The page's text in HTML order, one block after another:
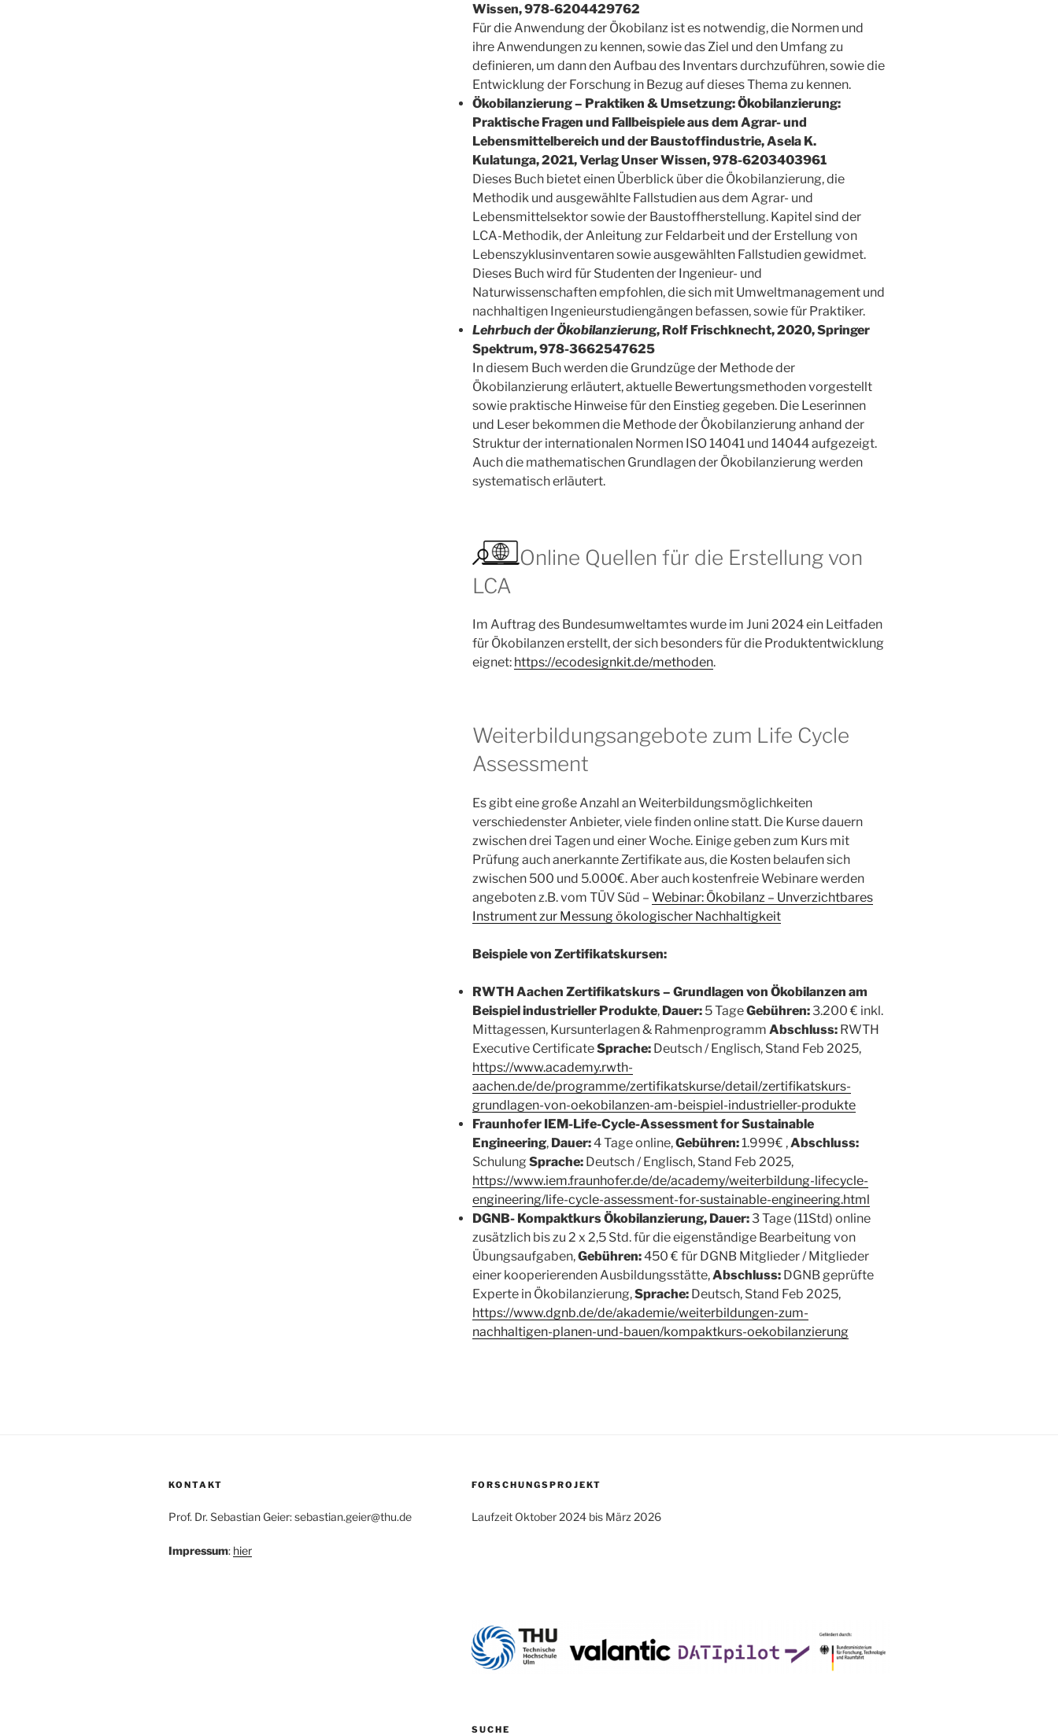
Wissen,‎ 978-6204429762
Für die Anwendung der Ökobilanz ist es notwendig, die Normen und
ihre Anwendungen zu kennen, sowie das Ziel und den Umfang zu
definieren, um dann den Aufbau des Inventars durchzuführen, sowie die
Entwicklung der Forschung in Bezug auf dieses Thema zu kennen.
Ökobilanzierung – Praktiken & Umsetzung: Ökobilanzierung:
Praktische Fragen und Fallbeispiele aus dem Agrar- und
Lebensmittelbereich und der Baustoffindustrie, Asela K.
Kulatunga, 2021, Verlag Unser Wissen, 978-6203403961
Dieses Buch bietet einen Überblick über die Ökobilanzierung, die
Methodik und ausgewählte Fallstudien aus dem Agrar- und
Lebensmittelsektor sowie der Baustoffherstellung. Kapitel sind der
LCA-Methodik, der Anleitung zur Feldarbeit und der Erstellung von
Lebenszyklusinventaren sowie ausgewählten Fallstudien gewidmet.
Dieses Buch wird für Studenten der Ingenieur- und
Naturwissenschaften empfohlen, die sich mit Umweltmanagement und
nachhaltigen Ingenieurstudiengängen befassen, sowie für Praktiker.
Lehrbuch der Ökobilanzierung, Rolf Frischknecht, 2020, Springer
Spektrum,‎ 978-3662547625
In diesem Buch werden die Grundzüge der Methode der
Ökobilanzierung erläutert, aktuelle Bewertungsmethoden vorgestellt
sowie praktische Hinweise für den Einstieg gegeben. Die Leserinnen
und Leser bekommen die Methode der Ökobilanzierung anhand der
Struktur der internationalen Normen ISO 14041 und 14044 aufgezeigt.
Auch die mathematischen Grundlagen der Ökobilanzierung werden
systematisch erläutert.
Online Quellen für die Erstellung von
LCA
Im Auftrag des Bundesumweltamtes wurde im Juni 2024 ein Leitfaden
für Ökobilanzen erstellt, der sich besonders für die Produktentwicklung
eignet: https://ecodesignkit.de/methoden.
Weiterbildungsangebote zum Life Cycle
Assessment
Es gibt eine große Anzahl an Weiterbildungsmöglichkeiten
verschiedenster Anbieter, viele finden online statt. Die Kurse dauern
zwischen drei Tagen und einer Woche. Einige geben zum Kurs mit
Prüfung auch anerkannte Zertifikate aus, die Kosten belaufen sich
zwischen 500 und 5.000€. Aber auch kostenfreie Webinare werden
angeboten z.B. vom TÜV Süd – Webinar: Ökobilanz – Unverzichtbares
Instrument zur Messung ökologischer Nachhaltigkeit
Beispiele von Zertifikatskursen:
RWTH Aachen Zertifikatskurs – Grundlagen von Ökobilanzen am
Beispiel industrieller Produkte, Dauer: 5 TageGebühren:3.200 € inkl.
Mittagessen, Kursunterlagen & Rahmenprogramm Abschluss:RWTH
Executive CertificateSprache:Deutsch / Englisch, Stand Feb 2025,
https://www.academy.rwth-
aachen.de/de/programme/zertifikatskurse/detail/zertifikatskurs-
grundlagen-von-oekobilanzen-am-beispiel-industrieller-produkte
Fraunhofer IEM-Life-Cycle-Assessment for Sustainable
Engineering, Dauer:4 Tage online,Gebühren:1.999€ ,Abschluss:
Schulung Sprache:Deutsch / Englisch, Stand Feb 2025,
https://www.iem.fraunhofer.de/de/academy/weiterbildung-lifecycle-
engineering/life-cycle-assessment-for-sustainable-engineering.html
DGNB- Kompaktkurs Ökobilanzierung, Dauer:3 Tage (11Std) online
zusätzlich bis zu 2 x 2,5 Std. für die eigenständige Bearbeitung von
Übungsaufgaben,Gebühren:450 € für DGNB Mitglieder / Mitglieder
einer kooperierenden Ausbildungsstätte,Abschluss:DGNB geprüfte
Experte in Ökobilanzierung,Sprache:Deutsch, Stand Feb 2025,
https://www.dgnb.de/de/akademie/weiterbildungen-zum-
nachhaltigen-planen-und-bauen/kompaktkurs-oekobilanzierung
KONTAKT
Prof. Dr. Sebastian Geier: sebastian.geier@thu.de
Impressum: hier
FORSCHUNGSPROJEKT
Laufzeit Oktober 2024 bis März 2026
SUCHE